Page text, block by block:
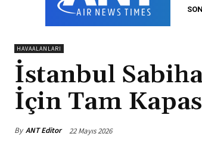
HAVAALANLARI
İstanbul
İçin Tam
By ANT Editor 22 Mayıs 2026